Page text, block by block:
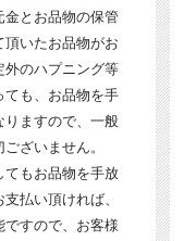
金とお品物の保管
いたお品物がお
外のハプニング等
ても、お品物を手
りますので、一般
ざいません。
てもお品物を手放
払い頂ければ、
ですので、お客様